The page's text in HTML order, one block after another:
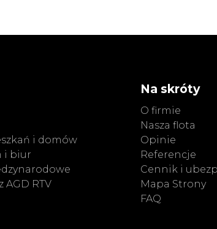
i domów
i biur
RTV
Na skróty
O firmie
Nasza flota
Opinie
Referencje
Cennik i
Mapa Strony
FAQ